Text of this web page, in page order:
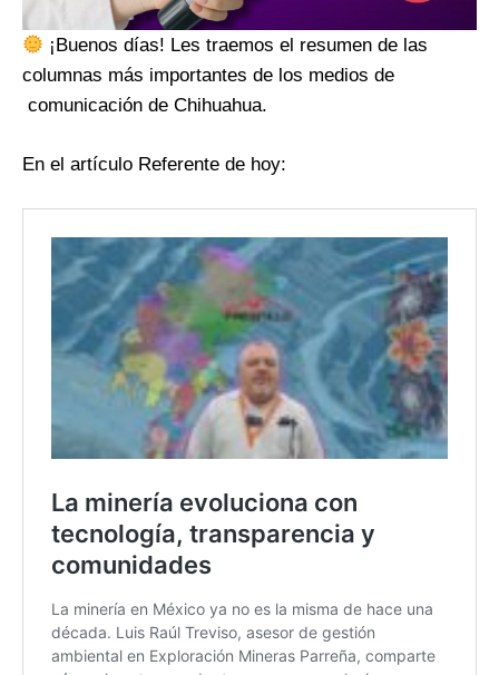
¡Buenos días! Les traemos el resumen de las
columnas más importantes de los medios de
comunicación de Chihuahua.
En el artículo Referente de hoy: